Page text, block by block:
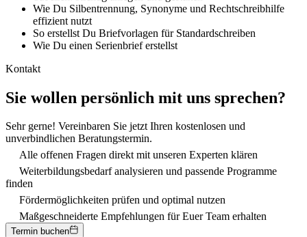
Wie Du Silbentrennung, Synonyme und Rechtschreibhilfe
effizient nutzt
So erstellst Du Briefvorlagen für Standardschreiben
Wie Du einen Serienbrief erstellst
Kontakt
Sie wollen persönlich mit uns sprechen?
Sehr gerne! Vereinbaren Sie jetzt Ihren kostenlosen und
unverbindlichen Beratungstermin.
Alle offenen Fragen direkt mit unseren Experten klären
Weiterbildungsbedarf analysieren und passende Programme
finden
Fördermöglichkeiten prüfen und optimal nutzen
Maßgeschneiderte Empfehlungen für Euer Team erhalten
Termin buchen